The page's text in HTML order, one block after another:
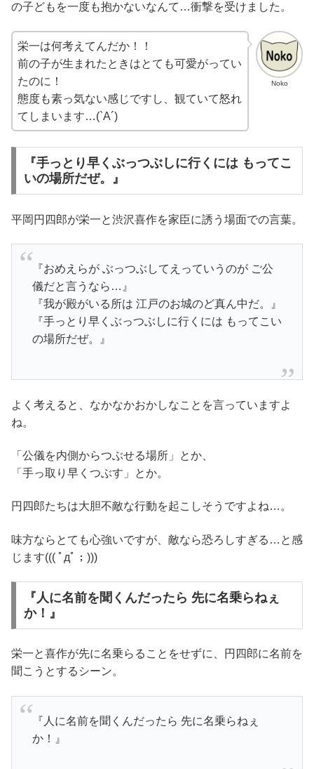
の子どもを一度も抱かないなんて…衝撃を受けました。
Noko
栄一は何考えてんだか！！
前の子が生まれたときはとても可愛がってい
たのに！
態度も素っ気ない感じですし、観ていて怒れ
てしまいます…(`A´)
『手っとり早くぶっつぶしに行くには もってこ
いの場所だぜ。』
平岡円四郎が栄一と渋沢喜作を家臣に誘う場面での言葉。
『おめえらが ぶっつぶしてえっていうのが ご公
儀だと言うなら…』
『我が殿がいる所は 江戸のお城のど真ん中だ。』
『手っとり早くぶっつぶしに行くには もってこい
の場所だぜ。』
よく考えると、なかなかおかしなことを言っていますよ
ね。
「公儀を内側からつぶせる場所」とか、
「手っ取り早くつぶす」とか。
円四郎たちは大胆不敵な行動を起こしそうですよね…。
味方ならとても心強いですが、敵なら恐ろしすぎる…と感
じます((( ﾟдﾟ；)))
『人に名前を聞くんだったら 先に名乗らねぇ
か！』
栄一と喜作が先に名乗らることをせずに、円四郎に名前を
聞こうとするシーン。
『人に名前を聞くんだったら 先に名乗らねぇ
か！』